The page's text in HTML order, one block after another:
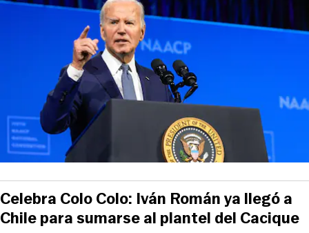
Celebra Colo Colo: Iván Román ya llegó a
Chile para sumarse al plantel del Cacique